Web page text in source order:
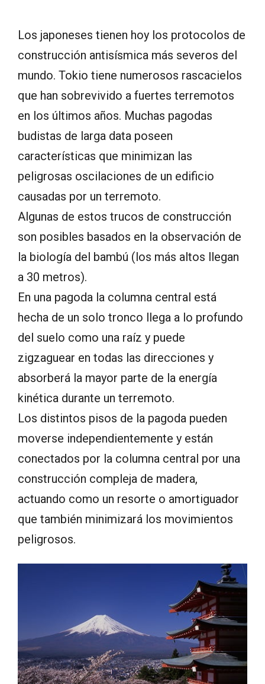
Los japoneses tienen hoy los protocolos de
construcción antisísmica más severos del
mundo. Tokio tiene numerosos rascacielos
que han sobrevivido a fuertes terremotos
en los últimos años. Muchas pagodas
budistas de larga data poseen
características que minimizan las
peligrosas oscilaciones de un edificio
causadas por un terremoto.
Algunas de estos trucos de construcción
son posibles basados en la observación de
la biología del bambú (los más altos llegan
a 30 metros).
En una pagoda la columna central está
hecha de un solo tronco llega a lo profundo
del suelo como una raíz y puede
zigzaguear en todas las direcciones y
absorberá la mayor parte de la energía
kinética durante un terremoto.
Los distintos pisos de la pagoda pueden
moverse independientemente y están
conectados por la columna central por una
construcción compleja de madera,
actuando como un resorte o amortiguador
que también minimizará los movimientos
peligrosos.